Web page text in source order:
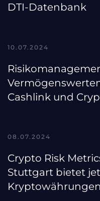
DTI-Datenbank
10.07.2024
Cashlink und
08.07.2024
Crypto Risk
Stuttgart bietet
Kryptowährungen